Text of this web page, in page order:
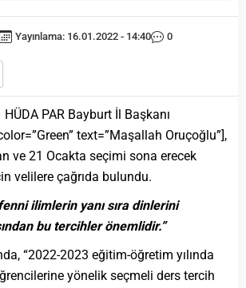
Yayınlama: 16.01.2022 - 14:40 0
HÜDA PAR Bayburt İl Başkanı
text=”Maşallah Oruçoğlu”],
ve 21 Ocakta seçimi sona erecek
velilere çağrıda bulundu.
fenni ilimlerin yanı sıra dinlerini
bu tercihler önemlidir.”
“2022-2023 eğitim-öğretim yılında
yönelik seçmeli ders tercih